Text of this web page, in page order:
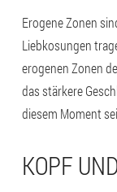
Erogene Zonen
Liebkosungen
erogenen Zonen
das stärkere
diesem Moment
KOPF